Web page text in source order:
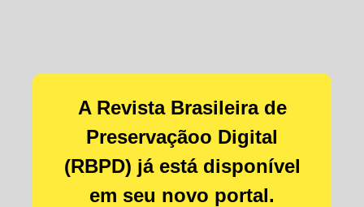
A Revista Brasileira de
Preservaçãoo Digital
(RBPD) já está disponível
em seu novo portal.